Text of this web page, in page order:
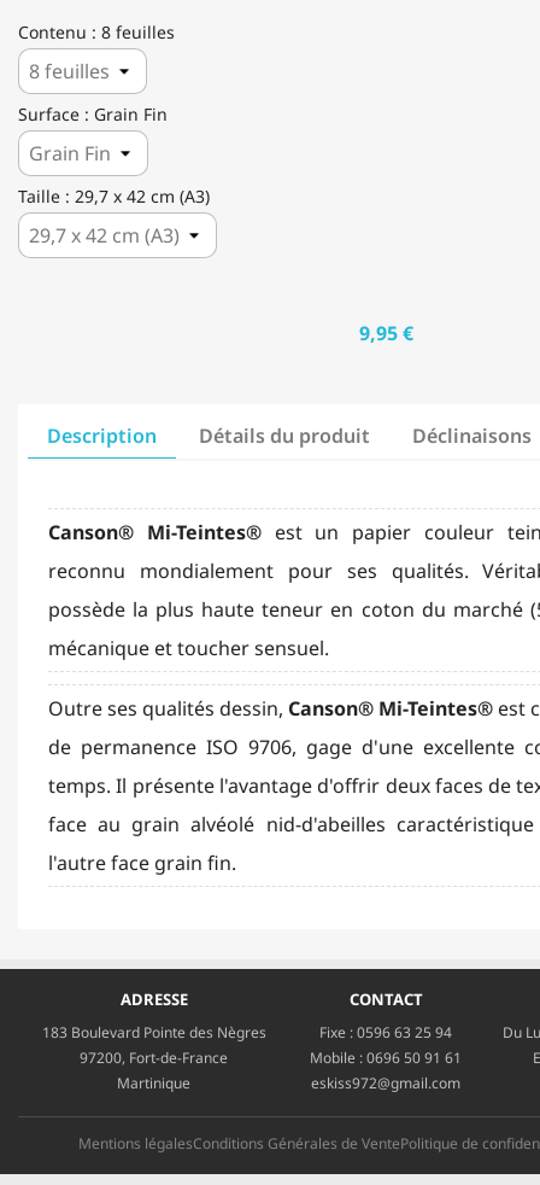
Contenu : 8 feuilles
Surface : Grain Fin
Taille : 29,7 x 42 cm (A3)
9,95 €
Description Détails du produit Déclinaisons
Canson® Mi-Teintes®est un papier couleur
reconnu mondialement pour ses qualités.
possède la plus haute teneur en coton du marché
mécanique et toucher sensuel.
Outre ses qualités dessin, Canson® Mi-Teintes® est
de permanence ISO 9706, gage d'une excellente
temps. Il présente l'avantage d'offrir deux faces de
face au grain alvéolé nid-d'abeilles
l'autre face grain fin.
ADRESSE
183 Boulevard Pointe des Nègres
97200, Fort-de-France
Martinique
CONTACT
Fixe :0596 63 25 94
Mobile :0696 50 91 61
eskiss972@gmail.com
Du
Mentions légalesConditions Générales de VentePolitique de